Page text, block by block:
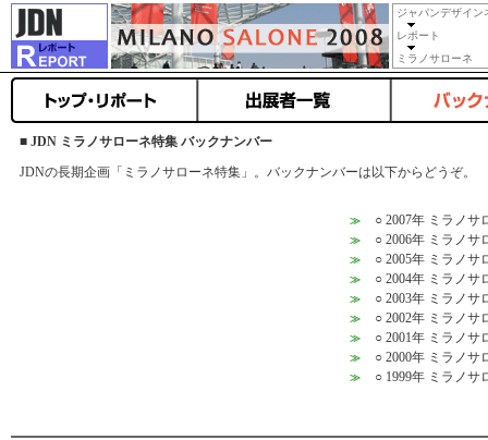
ジャパンデザイン
レポート
ミラノサローネ
■ JDN ミラノサローネ特集 バックナンバー
JDNの長期企画「ミラノサローネ特集」。バックナンバーは以下からどうぞ。
≫ ○ 2007年 ミラノサ
≫ ○ 2006年 ミラノサ
≫ ○ 2005年 ミラノサ
≫ ○ 2004年 ミラノサ
≫ ○ 2003年 ミラノサ
≫ ○ 2002年 ミラノサ
≫ ○ 2001年 ミラノサ
≫ ○ 2000年 ミラノサ
≫ ○ 1999年 ミラノサ